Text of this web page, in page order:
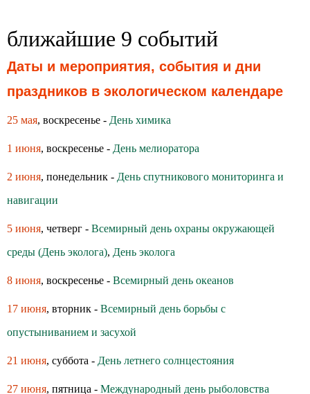
ближайшие 9 событий
Даты и мероприятия, события и дни
праздников в экологическом календаре
25 мая, воскресенье - День химика
1 июня, воскресенье - День мелиоратора
2 июня, понедельник - День спутникового мониторинга и
навигации
5 июня, четверг - Всемирный день охраны окружающей
среды (День эколога), День эколога
8 июня, воскресенье - Всемирный день океанов
17 июня, вторник - Всемирный день борьбы с
опустыниванием и засухой
21 июня, суббота - День летнего солнцестояния
27 июня, пятница - Международный день рыболовства